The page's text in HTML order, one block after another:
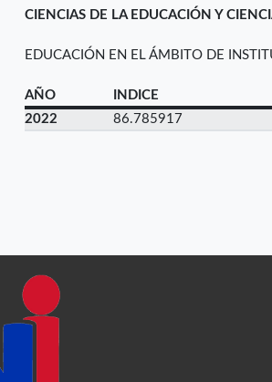
CIENCIAS DE LA EDUCACIÓN Y
EDUCACIÓN EN EL ÁMBITO DE
AÑO
INDICE
2022
86.785917